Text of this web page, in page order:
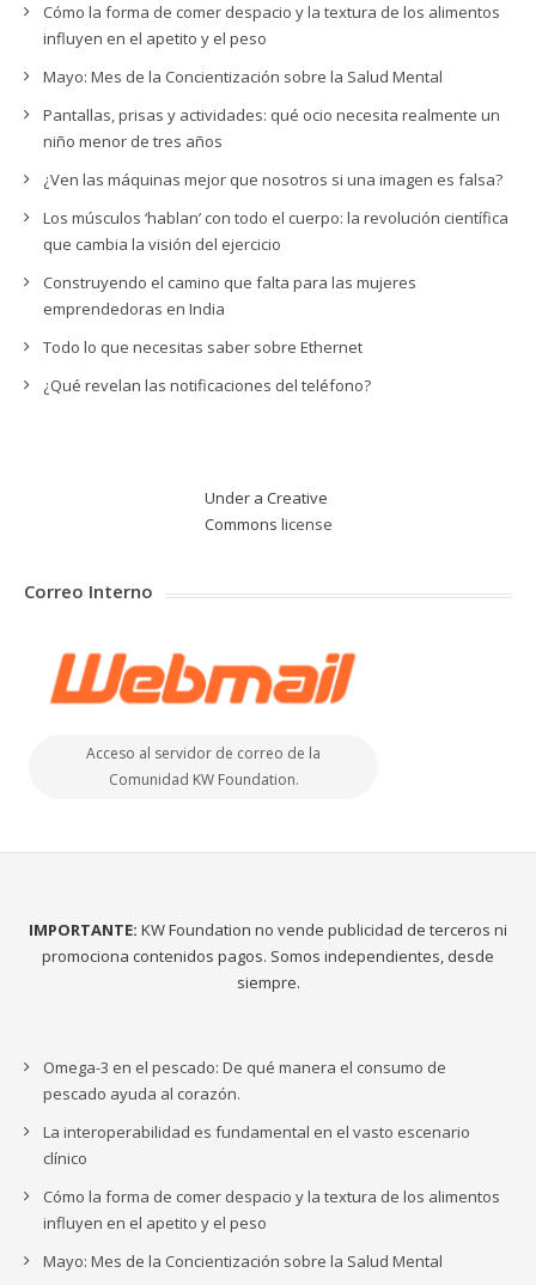
Cómo la forma de comer despacio y la textura de los alimentos
influyen en el apetito y el peso
Mayo: Mes de la Concientización sobre la Salud Mental
Pantallas, prisas y actividades: qué ocio necesita realmente un
niño menor de tres años
¿Ven las máquinas mejor que nosotros si una imagen es falsa?
Los músculos ‘hablan’ con todo el cuerpo: la revolución científica
que cambia la visión del ejercicio
Construyendo el camino que falta para las mujeres
emprendedoras en India
Todo lo que necesitas saber sobre Ethernet
¿Qué revelan las notificaciones del teléfono?
Under a Creative
Commons license
Correo Interno
Acceso al servidor de correo de la
Comunidad KW Foundation.
IMPORTANTE: KW Foundation no vende publicidad de terceros ni
promociona contenidos pagos. Somos independientes, desde
siempre.
Omega-3 en el pescado: De qué manera el consumo de
pescado ayuda al corazón.
La interoperabilidad es fundamental en el vasto escenario
clínico
Cómo la forma de comer despacio y la textura de los alimentos
influyen en el apetito y el peso
Mayo: Mes de la Concientización sobre la Salud Mental